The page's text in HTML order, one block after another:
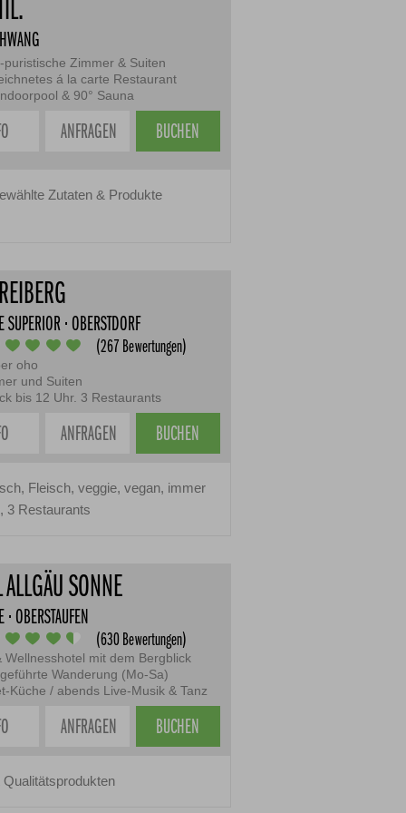
puristische Zimmer & Suiten
á la carte Restaurant
& 90° Sauna
ANFRAGEN BUCHEN
Zutaten & Produkte
SUPERIOR · OBERSTDORF
(267 Bewertungen)
oho
und Suiten
bis 12 Uhr. 3 Restaurants
ANFRAGEN BUCHEN
Fleisch, veggie, vegan, immer
3 Restaurants
ALLGÄU SONNE
· OBERSTAUFEN
(630 Bewertungen)
Wellnesshotel mit dem Bergblick
Wanderung (Mo-Sa)
Küche / abends Live-Musik & Tanz
ANFRAGEN BUCHEN